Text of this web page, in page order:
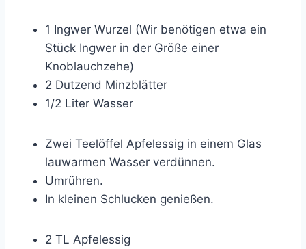
1 Ingwer Wurzel (Wir benötigen etwa ein
Stück Ingwer in der Größe einer
Knoblauchzehe)
2 Dutzend Minzblätter
1/2 Liter Wasser
Zwei Teelöffel Apfelessig in einem Glas
lauwarmen Wasser verdünnen.
Umrühren.
In kleinen Schlucken genießen.
2 TL Apfelessig